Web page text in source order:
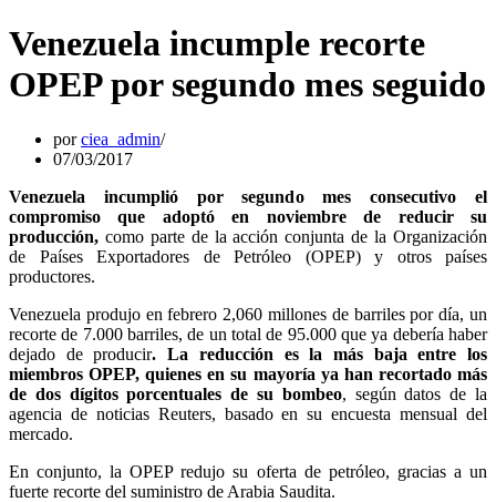
Venezuela incumple recorte
OPEP por segundo mes seguido
porciea_admin
07/03/2017
Venezuela incumplió por segundo mes consecutivo el
compromiso que adoptó en noviembre de reducir su
producción, como parte de la acción conjunta de la Organización
de Países Exportadores de Petróleo (OPEP) y otros países
productores.
Venezuela produjo en febrero 2,060 millones de barriles por día, un
recorte de 7.000 barriles, de un total de 95.000 que ya debería haber
dejado de producir. La reducción es la más baja entre los
miembros OPEP, quienes en su mayoría ya han recortado más
de dos dígitos porcentuales de su bombeo, según datos de la
agencia de noticias Reuters, basado en su encuesta mensual del
mercado.
En conjunto, la OPEP redujo su oferta de petróleo, gracias a un
fuerte recorte del suministro de Arabia Saudita.